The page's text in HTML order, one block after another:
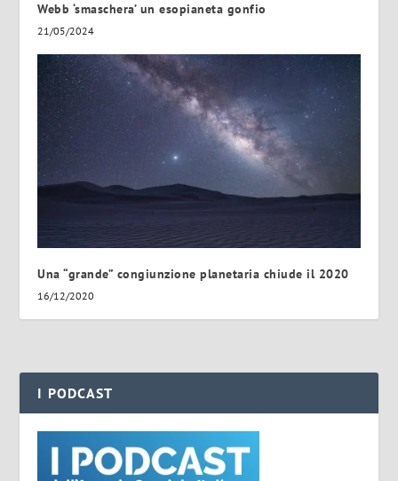
Webb ‘smaschera’ un esopianeta gonfio
21/05/2024
Una “grande” congiunzione planetaria chiude il 2020
16/12/2020
I PODCAST